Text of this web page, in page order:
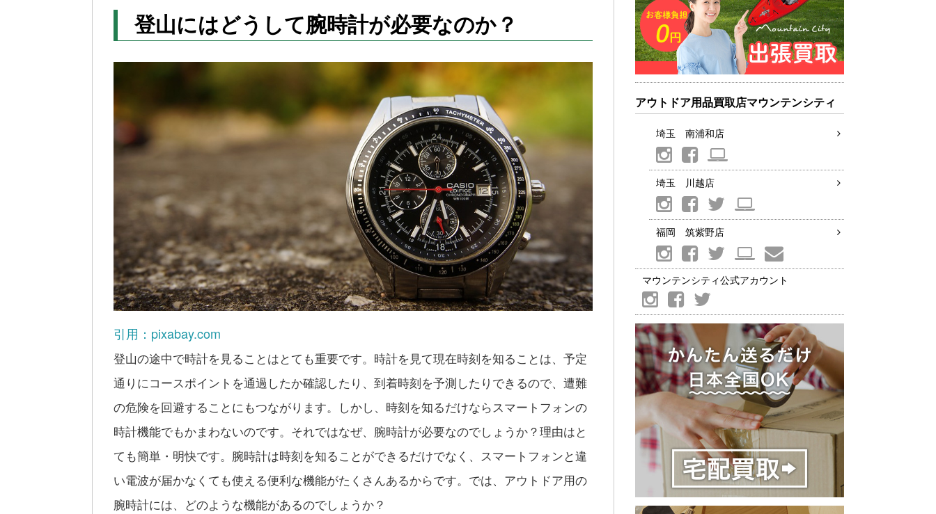
登山にはどうして腕時計が必要なのか？
引用：pixabay.com
登山の途中で時計を見ることはとても重要です。時計を見て現在時刻を知ることは、予定
通りにコースポイントを通過したか確認したり、到着時刻を予測したりできるので、遭難
の危険を回避することにもつながります。しかし、時刻を知るだけならスマートフォンの
時計機能でもかまわないのです。それではなぜ、腕時計が必要なのでしょうか？理由はと
ても簡単・明快です。腕時計は時刻を知ることができるだけでなく、スマートフォンと違
い電波が届かなくても使える便利な機能がたくさんあるからです。では、アウトドア用の
腕時計には、どのような機能があるのでしょうか？
アウトドア用品買取店マウンテンシティ
埼玉 南浦和店
埼玉 川越店
福岡 筑紫野店
マウンテンシティ公式アカウント